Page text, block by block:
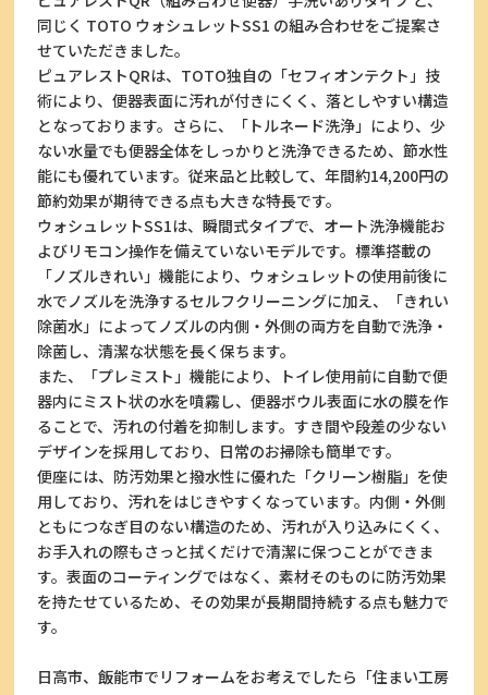
同じく TOTO ウォシュレットSS1 の組み合わせをご提案さ
せていただきました。
ピュアレストQRは、TOTO独自の「セフィオンテクト」技
術により、便器表面に汚れが付きにくく、落としやすい構造
となっております。さらに、「トルネード洗浄」により、少
ない水量でも便器全体をしっかりと洗浄できるため、節水性
能にも優れています。従来品と比較して、年間約14,200円の
節約効果が期待できる点も大きな特長です。
ウォシュレットSS1は、瞬間式タイプで、オート洗浄機能お
よびリモコン操作を備えていないモデルです。標準搭載の
「ノズルきれい」機能により、ウォシュレットの使用前後に
水でノズルを洗浄するセルフクリーニングに加え、「きれい
除菌水」によってノズルの内側・外側の両方を自動で洗浄・
除菌し、清潔な状態を長く保ちます。
また、「プレミスト」機能により、トイレ使用前に自動で便
器内にミスト状の水を噴霧し、便器ボウル表面に水の膜を作
ることで、汚れの付着を抑制します。すき間や段差の少ない
デザインを採用しており、日常のお掃除も簡単です。
便座には、防汚効果と撥水性に優れた「クリーン樹脂」を使
用しており、汚れをはじきやすくなっています。内側・外側
ともにつなぎ目のない構造のため、汚れが入り込みにくく、
お手入れの際もさっと拭くだけで清潔に保つことができま
す。表面のコーティングではなく、素材そのものに防汚効果
を持たせているため、その効果が長期間持続する点も魅力で
す。
日高市、飯能市でリフォームをお考えでしたら「住まい工房